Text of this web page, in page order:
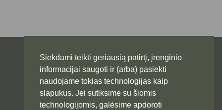
Siekdami teikti geriausią patirtį, įrenginio
informacijai saugoti ir (arba) pasiekti
naudojame tokias technologijas kaip
slapukus. Jei sutiksime su šiomis
technologijomis, galėsime apdoroti